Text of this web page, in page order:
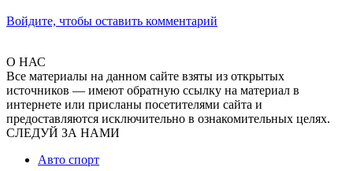
Войдите, чтобы оставить комментарий
О НАС
Все материалы на данном сайте взяты из открытых
источников — имеют обратную ссылку на материал в
интернете или присланы посетителями сайта и
предоставляются исключительно в ознакомительных целях.
СЛЕДУЙ ЗА НАМИ
Авто спорт